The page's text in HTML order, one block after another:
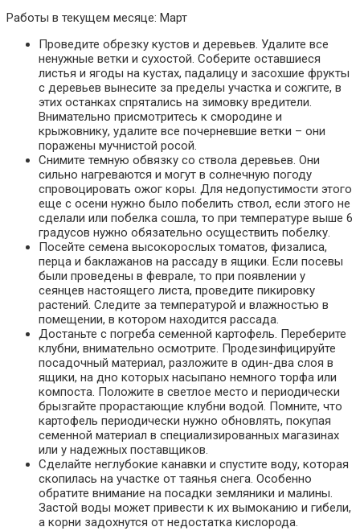
Работы в текущем месяце: Март
Проведите обрезку кустов и деревьев. Удалите все
ненужные ветки и сухостой. Соберите оставшиеся
листья и ягоды на кустах, падалицу и засохшие фрукты
с деревьев вынесите за пределы участка и сожгите, в
этих останках спрятались на зимовку вредители.
Внимательно присмотритесь к смородине и
крыжовнику, удалите все почерневшие ветки – они
поражены мучнистой росой.
Снимите темную обвязку со ствола деревьев. Они
сильно нагреваются и могут в солнечную погоду
спровоцировать ожог коры. Для недопустимости этого
еще с осени нужно было побелить ствол, если этого не
сделали или побелка сошла, то при температуре выше 6
градусов нужно обязательно осуществить побелку.
Посейте семена высокорослых томатов, физалиса,
перца и баклажанов на рассаду в ящики. Если посевы
были проведены в феврале, то при появлении у
сеянцев настоящего листа, проведите пикировку
растений. Следите за температурой и влажностью в
помещении, в котором находится рассада.
Достаньте с погреба семенной картофель. Переберите
клубни, внимательно осмотрите. Продезинфицируйте
посадочный материал, разложите в один-два слоя в
ящики, на дно которых насыпано немного торфа или
компоста. Положите в светлое место и периодически
брызгайте прорастающие клубни водой. Помните, что
картофель периодически нужно обновлять, покупая
семенной материал в специализированных магазинах
или у надежных поставщиков.
Сделайте неглубокие канавки и спустите воду, которая
скопилась на участке от таянья снега. Особенно
обратите внимание на посадки земляники и малины.
Застой воды может привести к их вымоканию и гибели,
а корни задохнутся от недостатка кислорода.